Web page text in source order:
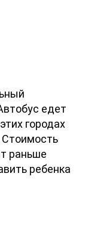
едет
городах
Стоимость
раньше
ребенка